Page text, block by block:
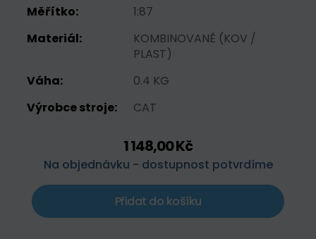
Měřítko:
1:87
Materiál:
KOMBINOVANĚ (KOV /
PLAST)
Váha:
0.4 KG
Výrobce stroje:
CAT
1 148,00 Kč
Na objednávku - dostupnost potvrdíme
Přidat do košíku